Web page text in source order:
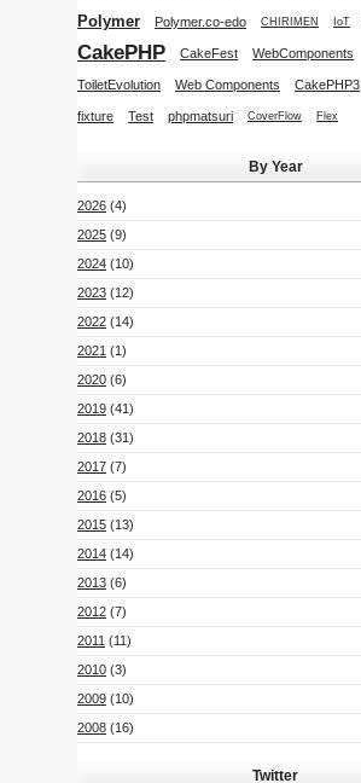
Polymer Polymer.co-edo CHIRIMEN IoT
CakePHP CakeFest WebComponents
ToiletEvolution Web Components CakePHP3
fixture Test phpmatsuri CoverFlow Flex
By Year
2026 (4)
2025 (9)
2024 (10)
2023 (12)
2022 (14)
2021 (1)
2020 (6)
2019 (41)
2018 (31)
2017 (7)
2016 (5)
2015 (13)
2014 (14)
2013 (6)
2012 (7)
2011 (11)
2010 (3)
2009 (10)
2008 (16)
Twitter